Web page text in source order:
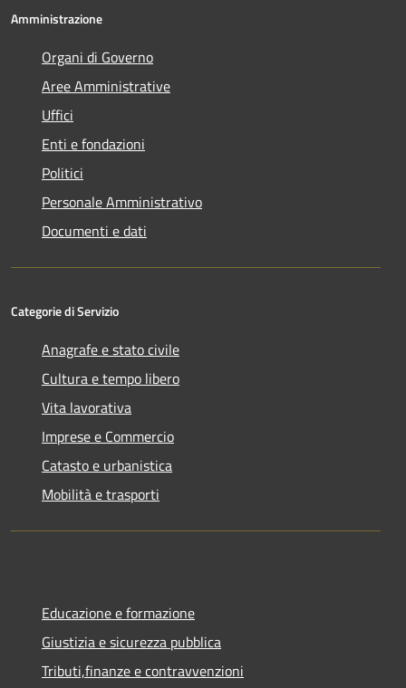
Amministrazione
Organi di Governo
Aree Amministrative
Uffici
Enti e fondazioni
Politici
Personale Amministrativo
Documenti e dati
Categorie di Servizio
Anagrafe e stato civile
Cultura e tempo libero
Vita lavorativa
Imprese e Commercio
Catasto e urbanistica
Mobilità e trasporti
Educazione e formazione
Giustizia e sicurezza pubblica
Tributi,finanze e contravvenzioni